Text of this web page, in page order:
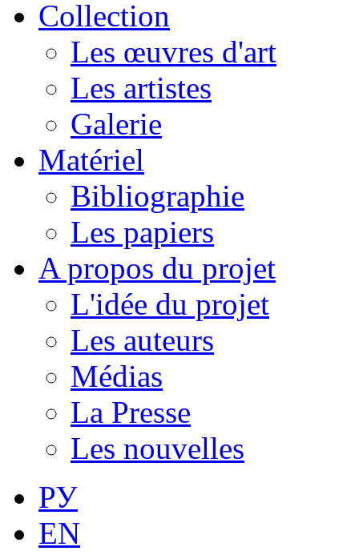
Collection
Les œuvres d'art
Les artistes
Galerie
Matériel
Bibliographie
Les papiers
A propos du projet
L'idée du projet
Les auteurs
Médias
La Presse
Les nouvelles
РУ
EN